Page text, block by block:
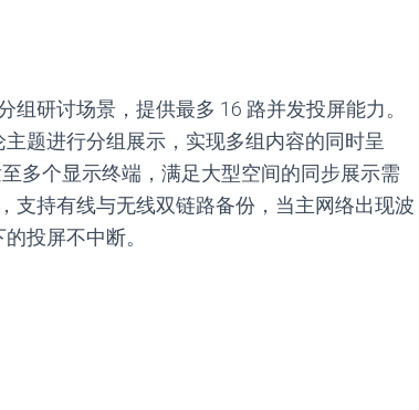
研讨场景，提供最多 16 路并发投屏能力。
题进行分组展示，实现多组内容的同时呈
多个显示终端，满足大型空间的同步展示需
支持有线与无线双链路备份，当主网络出现波
投屏不中断。